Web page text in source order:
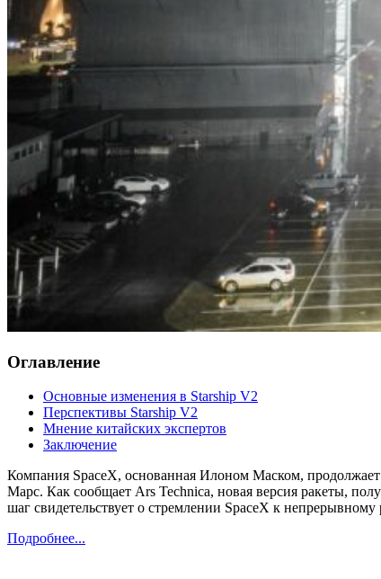
Оглавление
Основные изменения в Starship V2
Перспективы Starship V2
Мнение китайских экспертов
Заключение
Компания SpaceX, основанная Илоном Маском, продолжает
Марс. Как сообщает Ars Technica, новая версия ракеты,
шаг свидетельствует о стремлении SpaceX к
Подробнее...